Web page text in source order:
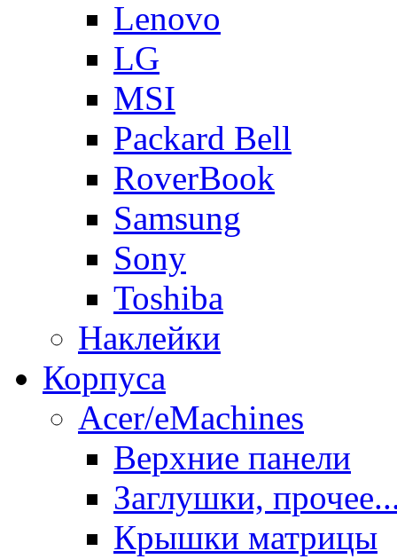
Lenovo
LG
MSI
Packard Bell
RoverBook
Samsung
Sony
Toshiba
Наклейки
Корпуса
Acer/eMachines
Верхние панели
Заглушки,
Крышки матрицы